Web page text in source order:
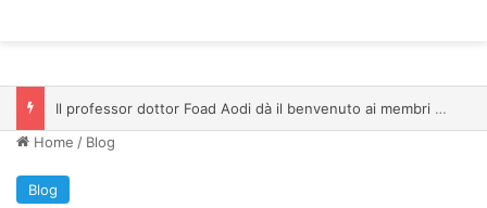
Il professor dottor Foad Aodi dà il benvenuto ai membri del Comitato per le Scienze delle Piramidi e le Scienze Archeologiche…
Home / Blog
Blog